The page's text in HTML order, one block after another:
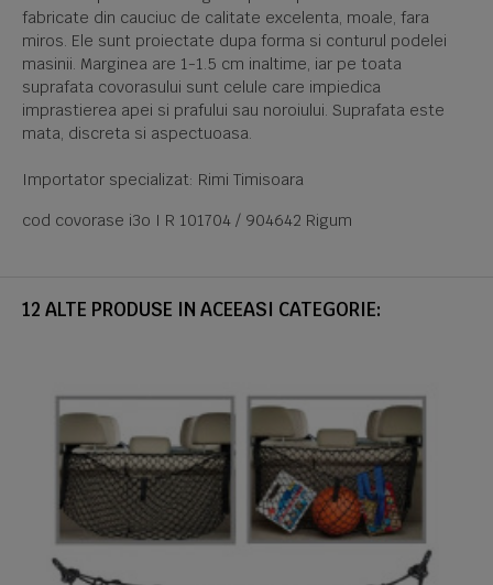
fabricate din cauciuc de calitate excelenta, moale, fara
miros. Ele sunt proiectate dupa forma si conturul podelei
masinii. Marginea are 1-1.5 cm inaltime, iar pe toata
suprafata covorasului sunt celule care impiedica
imprastierea apei si prafului sau noroiului. Suprafata este
mata, discreta si aspectuoasa.
Importator specializat: Rimi Timisoara
cod covorase i3o I R 101704 / 904642 Rigum
12 ALTE PRODUSE IN ACEEASI CATEGORIE: